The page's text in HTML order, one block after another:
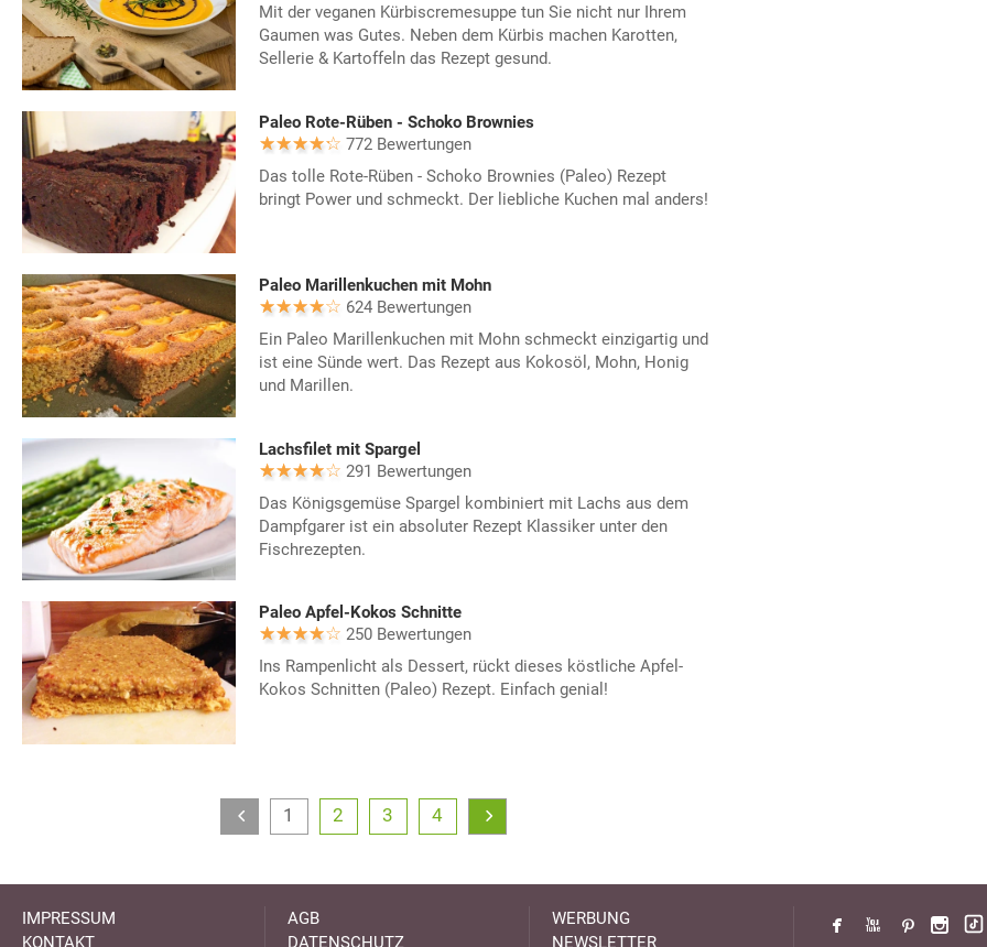
Mit der veganen Kürbiscremesuppe tun Sie nicht nur Ihrem
Gaumen was Gutes. Neben dem Kürbis machen Karotten,
Sellerie & Kartoffeln das Rezept gesund.
Paleo Rote-Rüben - Schoko Brownies
772 Bewertungen
Das tolle Rote-Rüben - Schoko Brownies (Paleo) Rezept
bringt Power und schmeckt. Der liebliche Kuchen mal anders!
Paleo Marillenkuchen mit Mohn
624 Bewertungen
Ein Paleo Marillenkuchen mit Mohn schmeckt einzigartig und
ist eine Sünde wert. Das Rezept aus Kokosöl, Mohn, Honig
und Marillen.
Lachsfilet mit Spargel
291 Bewertungen
Das Königsgemüse Spargel kombiniert mit Lachs aus dem
Dampfgarer ist ein absoluter Rezept Klassiker unter den
Fischrezepten.
Paleo Apfel-Kokos Schnitte
250 Bewertungen
Ins Rampenlicht als Dessert, rückt dieses köstliche Apfel-
Kokos Schnitten (Paleo) Rezept. Einfach genial!
1 2 3 4
IMPRESSUM
KONTAKT
AGB
DATENSCHUTZ
WERBUNG
NEWSLETTER